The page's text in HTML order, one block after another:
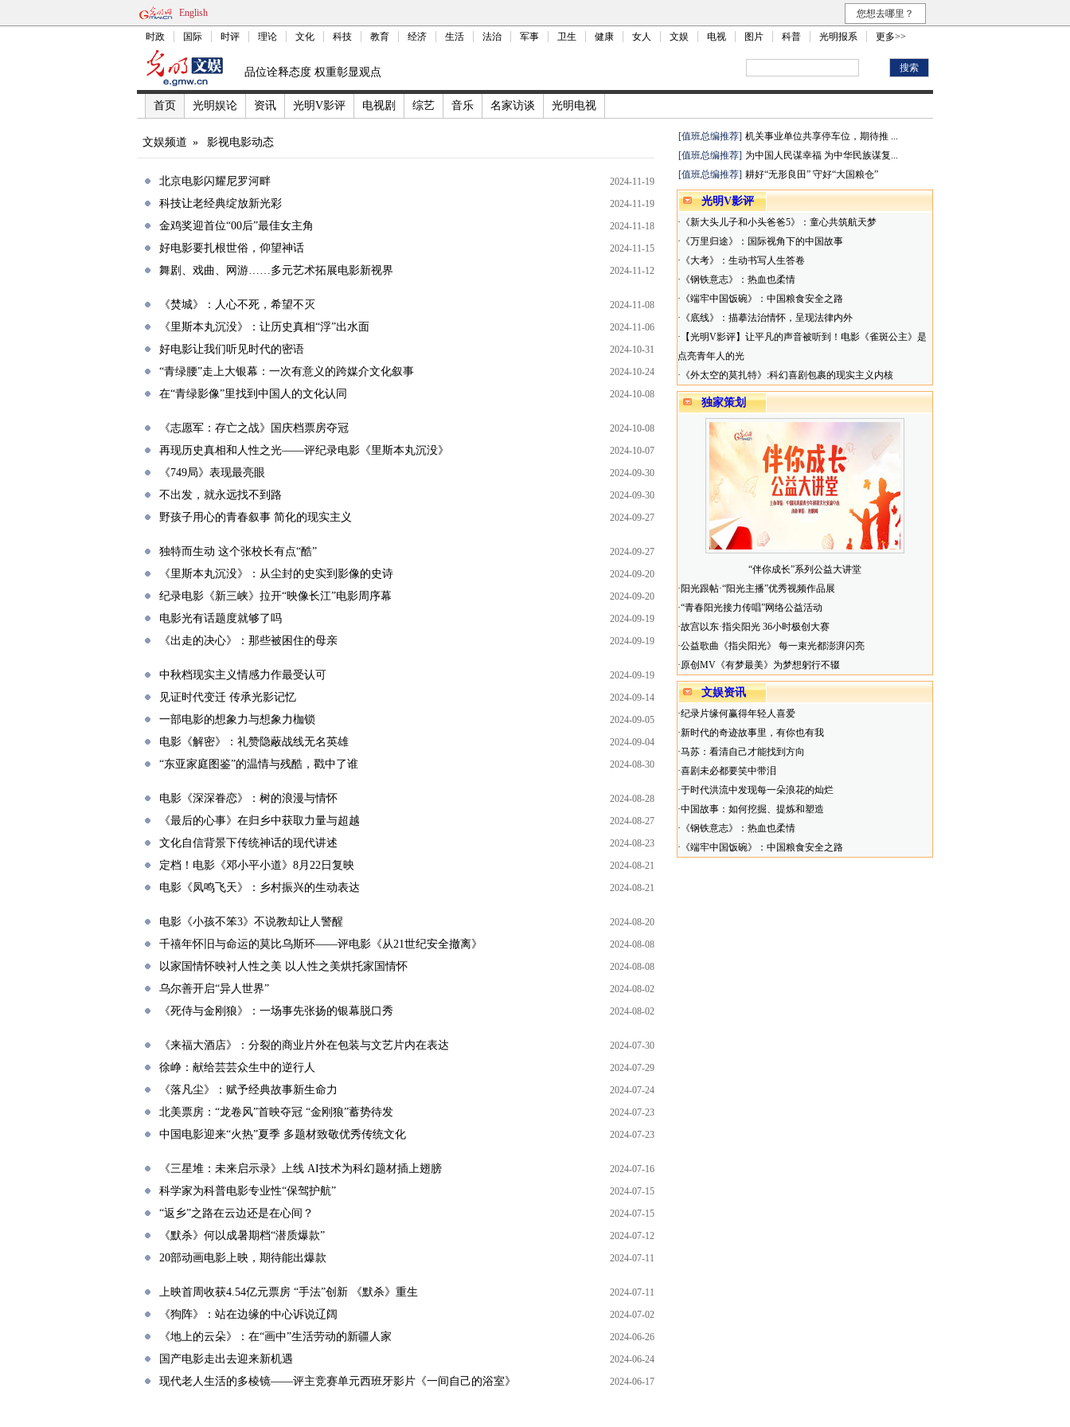
English 您想去哪里？
时政 国际 时评 理论 文化 科技 教育 经济 生活 法治 军事 卫生 健康 女人 文娱 电视 图片 科普 光明报系 更多>>
品位诠释态度 权重彰显观点
首页 光明娱论 资讯 光明V影评 电视剧 综艺 音乐 名家访谈 光明电视
文娱频道 » 影视电影动态
北京电影闪耀尼罗河畔 2024-11-19
科技让老经典绽放新光彩 2024-11-19
金鸡奖迎首位“00后”最佳女主角 2024-11-18
好电影要扎根世俗，仰望神话 2024-11-15
舞剧、戏曲、网游……多元艺术拓展电影新视界 2024-11-12
《焚城》：人心不死，希望不灭 2024-11-08
《里斯本丸沉没》：让历史真相“浮”出水面 2024-11-06
好电影让我们听见时代的密语 2024-10-31
“青绿腰”走上大银幕：一次有意义的跨媒介文化叙事 2024-10-24
在“青绿影像”里找到中国人的文化认同 2024-10-08
《志愿军：存亡之战》国庆档票房夺冠 2024-10-08
再现历史真相和人性之光——评纪录电影《里斯本丸沉没》 2024-10-07
《749局》表现最亮眼 2024-09-30
不出发，就永远找不到路 2024-09-30
野孩子用心的青春叙事 简化的现实主义 2024-09-27
独特而生动 这个张校长有点“酷” 2024-09-27
《里斯本丸沉没》：从尘封的史实到影像的史诗 2024-09-20
纪录电影《新三峡》拉开“映像长江”电影周序幕 2024-09-20
电影光有话题度就够了吗 2024-09-19
《出走的决心》：那些被困住的母亲 2024-09-19
中秋档现实主义情感力作最受认可 2024-09-19
见证时代变迁 传承光影记忆 2024-09-14
一部电影的想象力与想象力枷锁 2024-09-05
电影《解密》：礼赞隐蔽战线无名英雄 2024-09-04
“东亚家庭图鉴”的温情与残酷，戳中了谁 2024-08-30
电影《深深眷恋》：树的浪漫与情怀 2024-08-28
《最后的心事》在归乡中获取力量与超越 2024-08-27
文化自信背景下传统神话的现代讲述 2024-08-23
定档！电影《邓小平小道》8月22日复映 2024-08-21
电影《凤鸣飞天》：乡村振兴的生动表达 2024-08-21
电影《小孩不笨3》不说教却让人警醒 2024-08-20
千禧年怀旧与命运的莫比乌斯环——评电影《从21世纪安全撤离》 2024-08-08
以家国情怀映衬人性之美 以人性之美烘托家国情怀 2024-08-08
乌尔善开启“异人世界” 2024-08-02
《死侍与金刚狼》：一场事先张扬的银幕脱口秀 2024-08-02
《来福大酒店》：分裂的商业片外在包装与文艺片内在表达 2024-07-30
徐峥：献给芸芸众生中的逆行人 2024-07-29
《落凡尘》：赋予经典故事新生命力 2024-07-24
北美票房：“龙卷风”首映夺冠 “金刚狼”蓄势待发 2024-07-23
中国电影迎来“火热”夏季 多题材致敬优秀传统文化 2024-07-23
《三星堆：未来启示录》上线 AI技术为科幻题材插上翅膀 2024-07-16
科学家为科普电影专业性“保驾护航” 2024-07-15
“返乡”之路在云边还是在心间？ 2024-07-15
《默杀》何以成暑期档“潜质爆款” 2024-07-12
20部动画电影上映，期待能出爆款 2024-07-11
上映首周收获4.54亿元票房 “手法”创新 《默杀》重生 2024-07-11
《狗阵》：站在边缘的中心诉说辽阔 2024-07-02
《地上的云朵》：在“画中”生活劳动的新疆人家 2024-06-26
国产电影走出去迎来新机遇 2024-06-24
现代老人生活的多棱镜——评主竞赛单元西班牙影片《一间自己的浴室》 2024-06-17
[值班总编推荐] 机关事业单位共享停车位，期待推 ...
[值班总编推荐] 为中国人民谋幸福 为中华民族谋复...
[值班总编推荐] 耕好“无形良田” 守好“大国粮仓”
光明V影评
· 《新大头儿子和小头爸爸5》：童心共筑航天梦
· 《万里归途》：国际视角下的中国故事
· 《大考》：生动书写人生答卷
· 《钢铁意志》：热血也柔情
· 《端牢中国饭碗》：中国粮食安全之路
· 《底线》：描摹法治情怀，呈现法律内外
· 【光明V影评】让平凡的声音被听到！电影《雀斑公主》是
点亮青年人的光
· 《外太空的莫扎特》:科幻喜剧包裹的现实主义内核
独家策划
“伴你成长”系列公益大讲堂
·阳光跟帖·“阳光主播”优秀视频作品展
·“青春阳光接力传唱”网络公益活动
·故宫以东·指尖阳光 36小时极创大赛
·公益歌曲《指尖阳光》 每一束光都澎湃闪亮
·原创MV《有梦最美》为梦想躬行不辍
文娱资讯
·纪录片缘何赢得年轻人喜爱
·新时代的奇迹故事里，有你也有我
·马苏：看清自己才能找到方向
·喜剧未必都要笑中带泪
·于时代洪流中发现每一朵浪花的灿烂
·中国故事：如何挖掘、提炼和塑造
· 《钢铁意志》：热血也柔情
· 《端牢中国饭碗》：中国粮食安全之路